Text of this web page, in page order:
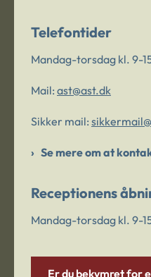
Telefontider
Mandag-torsdag kl. 9-
Mail: ast@ast.dk
Sikker mail:
Se mere om at
Receptionens
Mandag-torsdag kl. 9-
Er du bekymret for